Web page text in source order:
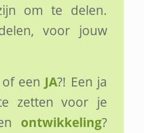
om te delen.
voor jouw
of een JA?! Een ja
zetten voor je
ontwikkeling?